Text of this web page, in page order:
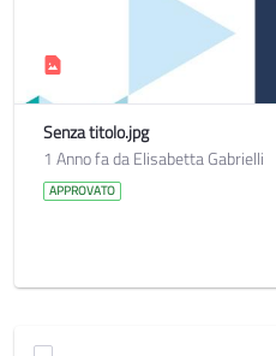
Senza titolo.jpg
1 Anno fa da Elisabetta Gabrielli
APPROVATO